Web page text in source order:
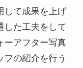
して成果を上げ
した工夫をして
ーアフター写真
フの紹介を行う